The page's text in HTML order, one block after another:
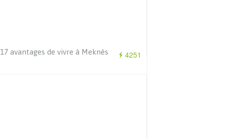
4251
17 avantages de vivre à Meknès